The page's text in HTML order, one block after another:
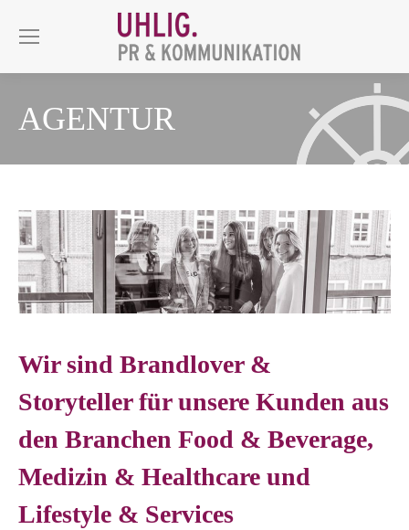
AGENTUR
Wir sind Brandlover &
Storyteller für unsere Kunden aus
den Branchen Food & Beverage,
Medizin & Healthcare und
Lifestyle & Services